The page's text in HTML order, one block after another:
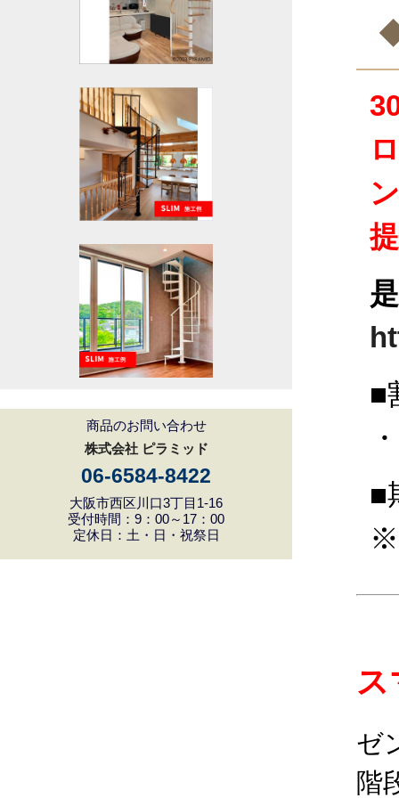
商品のお問い合わせ
株式会社 ピラミッド
06-6584-8422
大阪市西区川口3丁目1-16
受付時間：9：00～17：00
定休日：土・日・祝祭日
■
■
※
ス
ゼ
階